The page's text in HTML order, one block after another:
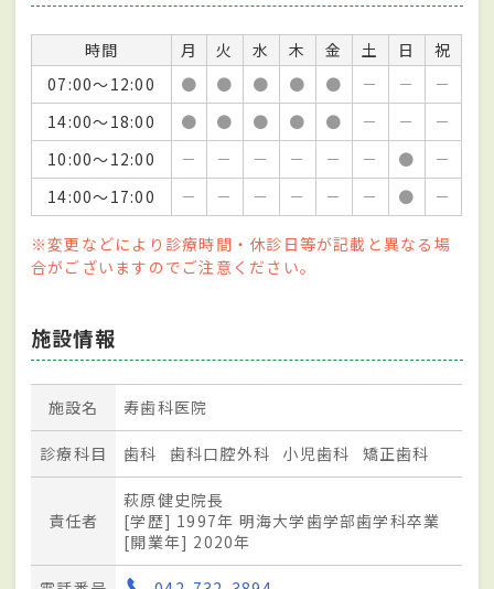
時間 月 火 水 木 金 土 日
祝
07:00～12:00
● ● ● ● ● － －
－
14:00～18:00
● ● ● ● ● － －
－
10:00～12:00
－ － － － － － ●
－
14:00～17:00
－ － － － － － ● －
※変更などにより診療時間・休診日等が記載と異なる場
合がございますのでご注意ください。
施設情報
施設名 寿歯科医院
診療科目 歯科 歯科口腔外科 小児歯科 矯正歯科
責任者
萩原健史院長
[学歴] 1997年 明海大学歯学部歯学科卒業
[開業年] 2020年